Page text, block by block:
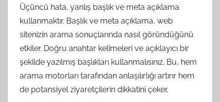
Üçüncü hata, yanlış başlık ve meta açıklama
kullanmaktır. Başlık ve meta açıklama, web
sitenizin arama sonuçlarında nasıl göründüğünü
etkiler. Doğru anahtar kelimeleri ve açıklayıcı bir
şekilde yazılmış başlıkları kullanmalısınız. Bu, hem
arama motorları tarafından anlaşılırlığı artırır hem
de potansiyel ziyaretçilerin dikkatini çeker.